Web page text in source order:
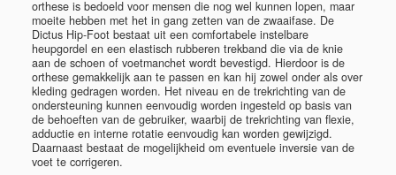
orthese is bedoeld voor mensen die nog wel kunnen lopen, maar
moeite hebben met het in gang zetten van de zwaaifase. De
Dictus Hip-Foot bestaat uit een comfortabele instelbare
heupgordel en een elastisch rubberen trekband die via de knie
aan de schoen of voetmanchet wordt bevestigd. Hierdoor is de
orthese gemakkelijk aan te passen en kan hij zowel onder als over
kleding gedragen worden. Het niveau en de trekrichting van de
ondersteuning kunnen eenvoudig worden ingesteld op basis van
de behoeften van de gebruiker, waarbij de trekrichting van flexie,
adductie en interne rotatie eenvoudig kan worden gewijzigd.
Daarnaast bestaat de mogelijkheid om eventuele inversie van de
voet te corrigeren.